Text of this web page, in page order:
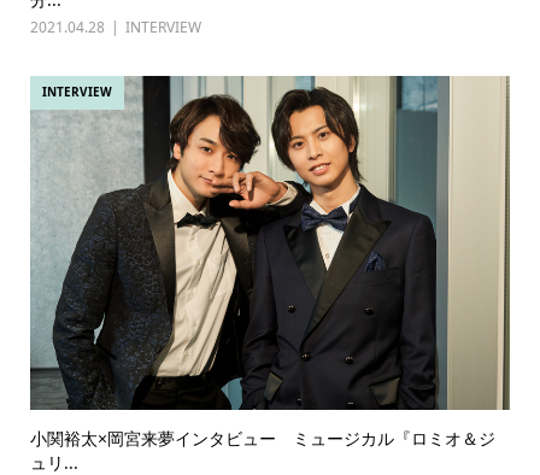
2021.04.28 INTERVIEW
INTERVIEW
小関裕太×岡宮来夢インタビュー ミュージカル『ロミオ＆ジ
ュリ...